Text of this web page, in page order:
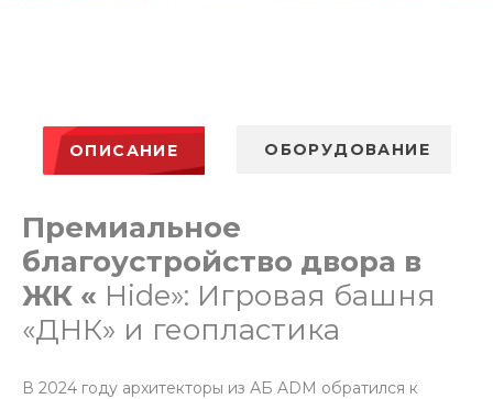
ОПИСАНИЕ ОБОРУДОВАНИЕ
Премиальное
благоустройство двора в
ЖК « Hide»: Игровая башня
«ДНК» и геопластика
В 2024 году архитекторы из АБ ADM обратился к